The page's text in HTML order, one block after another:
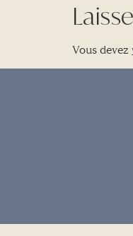
Vous devez